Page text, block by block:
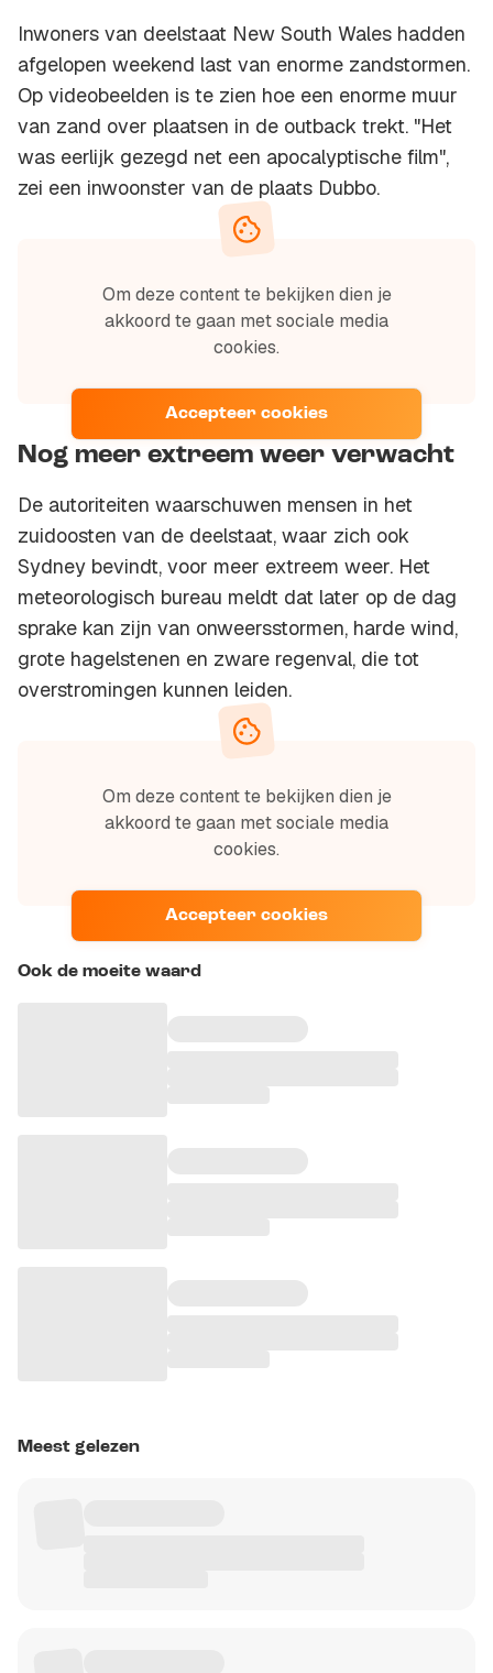
Inwoners van deelstaat New South Wales hadden
afgelopen weekend last van enorme zandstormen.
Op videobeelden is te zien hoe een enorme muur
van zand over plaatsen in de outback trekt. "Het
was eerlijk gezegd net een apocalyptische film",
zei een inwoonster van de plaats Dubbo.
Om deze content te bekijken dien je
akkoord te gaan met sociale media
cookies.
Accepteer cookies
Nog meer extreem weer verwacht
De autoriteiten waarschuwen mensen in het
zuidoosten van de deelstaat, waar zich ook
Sydney bevindt, voor meer extreem weer. Het
meteorologisch bureau meldt dat later op de dag
sprake kan zijn van onweersstormen, harde wind,
grote hagelstenen en zware regenval, die tot
overstromingen kunnen leiden.
Om deze content te bekijken dien je
akkoord te gaan met sociale media
cookies.
Accepteer cookies
Ook de moeite waard
Meest gelezen